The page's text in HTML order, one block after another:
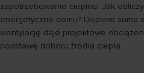
zapotrzebowanie cieplne. Jak
energetyczne domu? Dopiero suma
wentylację daje projektowe
podstawę doboru źródła ciepła.